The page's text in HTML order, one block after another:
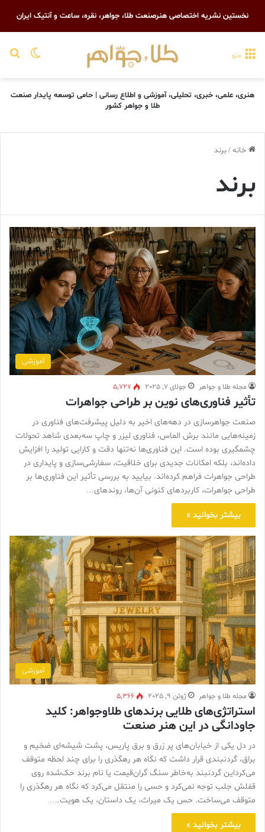
نخستین نشریه اختصاصی هنرصنعت طلا، جواهر، نقره، ساعت و آنتیک ایران
تغییر منو
هنری، علمی، خبری، تحلیلی، آموزشی و اطلاع رسانی | حامی توسعه پایدار صنعت
طلا و جواهر کشور
خانه/برند
برند
آموزشی
مجله طلا و جواهر جولای 7, 2025 5,727
تأثیر فناوری‌های نوین بر طراحی جواهرات
صنعت جواهرسازی در دهه‌های اخیر به دلیل پیشرفت‌های فناوری در
زمینه‌هایی مانند برش الماس، فناوری لیزر و چاپ سه‌بعدی شاهد تحولات
چشمگیری بوده است. این فناوری‌ها نه‌تنها دقت و کارایی تولید را افزایش
داده‌اند، بلکه امکانات جدیدی برای خلاقیت، سفارشی‌سازی و پایداری در
طراحی جواهرات فراهم کرده‌اند. بیایید به بررسی تأثیر این فناوری‌ها بر
طراحی جواهرات، کاربردهای کنونی آن‌ها، روندهای…
بیشتر بخوانید »
آموزشی
مجله طلا و جواهر ژوئن 9, 2025 5,366
استراتژی‌های طلایی برندهای طلاوجواهر: کلید
جاودانگی در این هنر صنعت
در دل یکی از خیابان‌های پر زرق و برق پاریس، پشت شیشه‌ای ضخیم و
براق، گردنبندی قرار داشت که نگاه هر رهگذری را برای چند لحظه متوقف
می‌کرداین گردنبند به‌خاطر سنگ گران‌قیمت یا نام برند حک‌شده روی
قفلش جلب توجه نمی‌کرد و حسی را منتقل می‌کرد که نگاه هر رهگذری را
متوقف می‌ساخت. حس یک میراث، یک داستان، یک هویت.…
بیشتر بخوانید »